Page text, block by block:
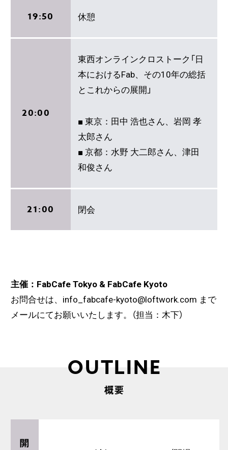
19:50 休憩
20:00
東西オンラインクロストーク「日
本におけるFab、その10年の総括
とこれからの展開」
■ 東京：田中 浩也さん、岩岡 孝
太郎さん
■ 京都：水野 大二郎さん、津田
和俊さん
21:00 閉会
主催：FabCafe Tokyo & FabCafe Kyoto
お問合せは、info_fabcafe-kyoto@loftwork.com まで
メールにてお願いいたします。（担当：木下）
OUTLINE
概要
開